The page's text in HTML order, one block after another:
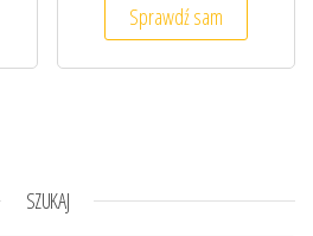
Sprawdź sam
SZUKAJ